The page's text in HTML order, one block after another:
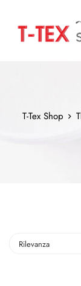
T-Tex Shop
Rilevanza